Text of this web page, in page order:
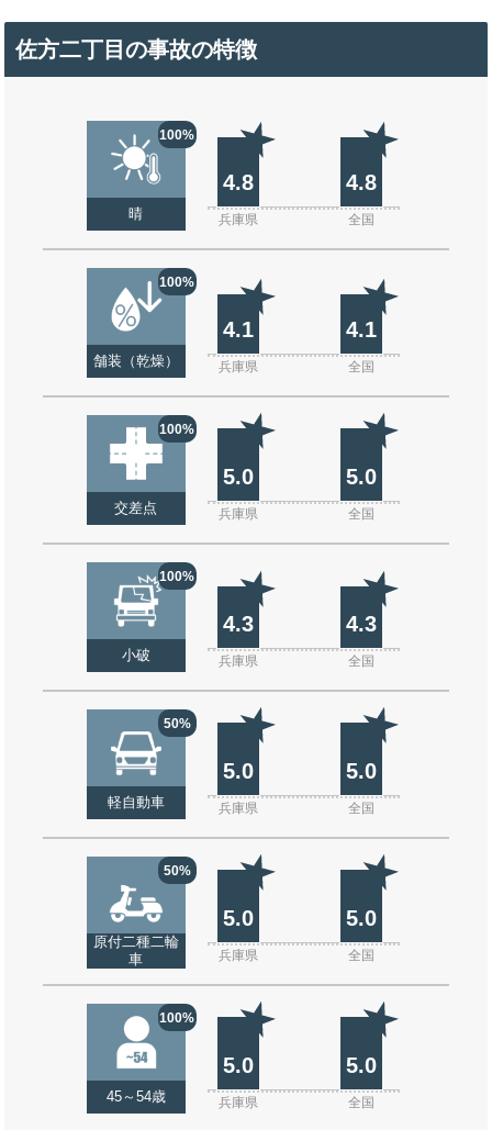
佐方二丁目の事故の特徴
100%
晴
4.8 4.8
兵庫県 全国
100%
舗装（乾燥）
4.1 4.1
兵庫県 全国
100%
交差点
5.0 5.0
兵庫県 全国
100%
小破
4.3 4.3
兵庫県 全国
50%
軽自動車
5.0 5.0
兵庫県 全国
50%
原付二種二輪
車
5.0 5.0
兵庫県 全国
100%
45～54歳
5.0 5.0
兵庫県 全国